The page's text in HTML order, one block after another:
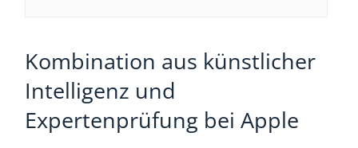
Kombination aus künstlicher
Intelligenz und
Expertenprüfung bei Apple